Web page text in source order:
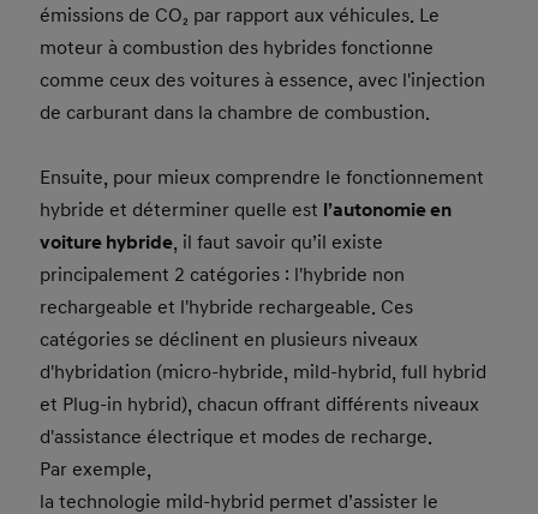
émissions de CO₂ par rapport aux véhicules. Le
moteur à combustion des hybrides fonctionne
comme ceux des voitures à essence, avec l'injection
de carburant dans la chambre de combustion.
Ensuite, pour mieux comprendre le fonctionnement
hybride et déterminer quelle est l’autonomie en
voiture hybride, il faut savoir qu’il existe
principalement 2 catégories : l'hybride non
rechargeable et l'hybride rechargeable. Ces
catégories se déclinent en plusieurs niveaux
d'hybridation (micro-hybride, mild-hybrid, full hybrid
et Plug-in hybrid), chacun offrant différents niveaux
d'assistance électrique et modes de recharge.
Par exemple,
la technologie mild-hybrid permet d’assister le